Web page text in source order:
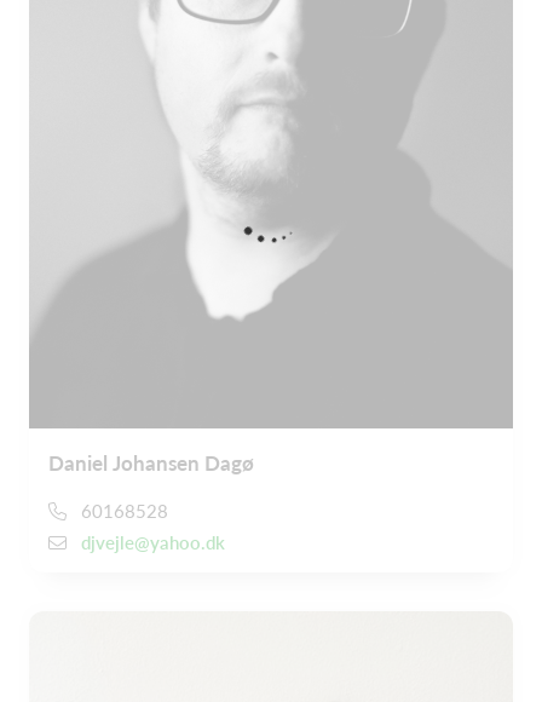
Daniel Johansen Dagø
60168528
djvejle@yahoo.dk